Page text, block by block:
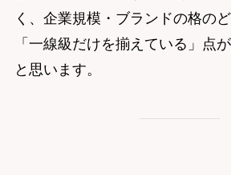
く、企業規模・ブランドの格の
「一線級だけを揃えている」点
と思います。